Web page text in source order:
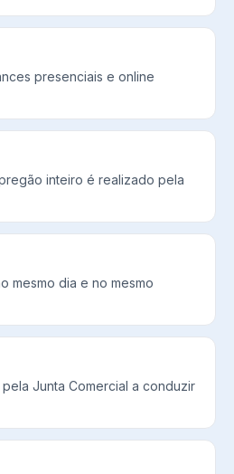
presenciais e online
inteiro é realizado pela
mesmo dia e no mesmo
Junta Comercial a conduzir